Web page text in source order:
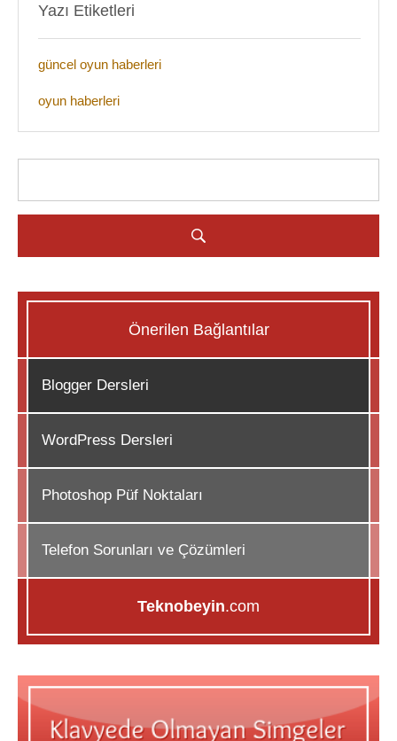
Yazı Etiketleri
güncel oyun haberleri
oyun haberleri
Önerilen Bağlantılar
Blogger Dersleri
WordPress Dersleri
Photoshop Püf Noktaları
Telefon Sorunları ve Çözümleri
Teknobeyin.com